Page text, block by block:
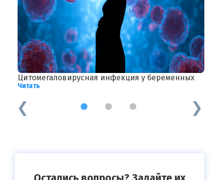
Цитомегаловирусная инфекция у беременных
Читать
1 2 3